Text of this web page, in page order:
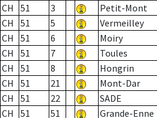
CH
51 3 Petit-Mont
CH
51 5 Vermeilley
CH
51 6 Moiry
CH
51 7 Toules
CH
51 8 Hongrin
CH
51 21 Mont-Dar
CH
51 22 SADE
CH
51 51 Grande-Enne